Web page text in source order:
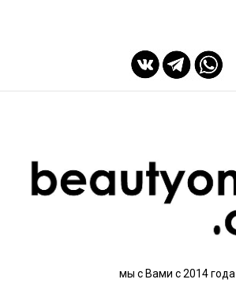
мы с Вами с 2014 года